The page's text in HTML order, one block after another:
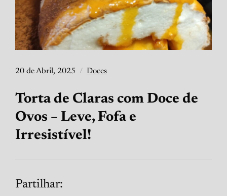
20 de Abril, 2025 Doces
Torta de Claras com Doce de
Ovos – Leve, Fofa e
Irresistível!
Partilhar: